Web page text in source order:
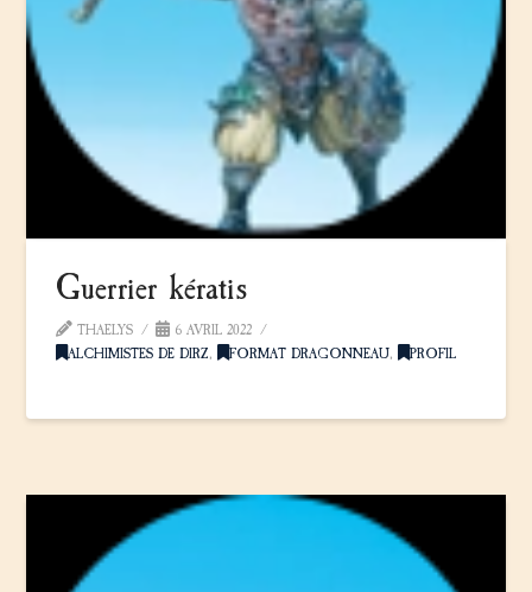
Guerrier kératis
THAELYS
6 AVRIL 2022
ALCHIMISTES DE DIRZ, FORMAT DRAGONNEAU, PROFIL